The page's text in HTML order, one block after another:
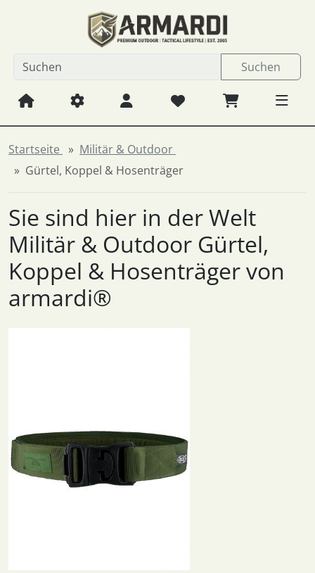
Sprungnavigation
Springe zum Inhalt Springe zur Navigation
Suchen
Startseite
Militär & Outdoor
Gürtel, Koppel & Hosenträger
Sie sind hier in der Welt
Militär & Outdoor Gürtel,
Koppel & Hosenträger von
armardi®